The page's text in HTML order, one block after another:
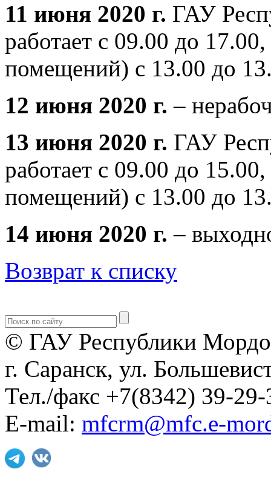
11 июня 2020 г. ГАУ
работает с 09.00 до
помещений) с 13.00 до
12 июня 2020 г. –
13 июня 2020 г. ГАУ
работает с 09.00 до
помещений) с 13.00 до
14 июня 2020 г. –
Возврат к списку
© ГАУ Республики
г. Саранск, ул.
Тел./факс +7(8342) 39-29-
E-mail: mfcrm@mfc.e-